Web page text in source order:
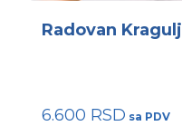
Radovan Kragulj
6.600 RSD